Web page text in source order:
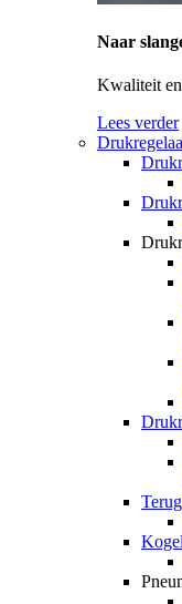
Naar
Kwaliteit
Lees verder